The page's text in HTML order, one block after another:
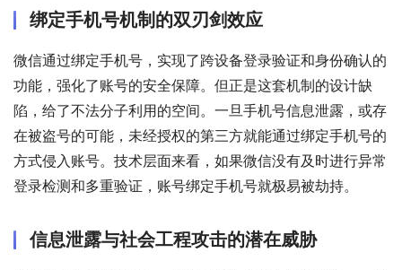
绑定手机号机制的双刃剑效应
微信通过绑定手机号，实现了跨设备登录验证和身份确认的
功能，强化了账号的安全保障。但正是这套机制的设计缺
陷，给了不法分子利用的空间。一旦手机号信息泄露，或存
在被盗号的可能，未经授权的第三方就能通过绑定手机号的
方式侵入账号。技术层面来看，如果微信没有及时进行异常
登录检测和多重验证，账号绑定手机号就极易被劫持。
信息泄露与社会工程攻击的潜在威胁